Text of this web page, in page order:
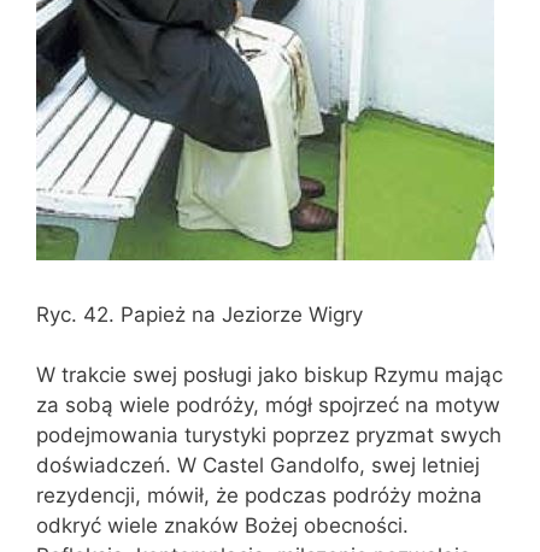
Ryc. 42. Papież na Jeziorze Wigry
W trakcie swej posługi jako biskup Rzymu mając
za sobą wiele podróży, mógł spojrzeć na motyw
podejmowania turystyki poprzez pryzmat swych
doświadczeń. W Castel Gandolfo, swej letniej
rezydencji, mówił, że podczas podróży można
odkryć wiele znaków Bożej obecności.